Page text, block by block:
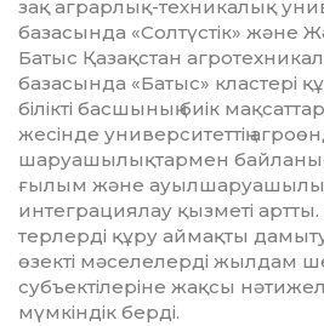
зақ аграрлық-техникалық
базасында «Солтүстік» және
Батыс Қазақ­стан
базасында «Батыс» клас­тері
білікті бас­­шының биік
жесінде университеттің
шаруа­шы­лық­тармен
ғылым және ауыл­шаруашылық
интеграциялау қызметі
терлерді құру аймақты
өзекті мәселелерді жылдам
субъектілеріне жақсы
мүмкіндік бер­ді.